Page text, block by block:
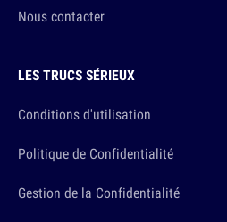
Nous contacter
LES TRUCS SÉRIEUX
Conditions d'utilisation
Politique de Confidentialité
Gestion de la Confidentialité